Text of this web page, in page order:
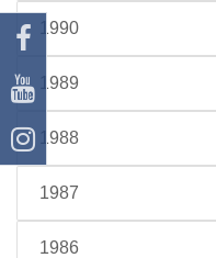
1990
1989
1988
1987
1986